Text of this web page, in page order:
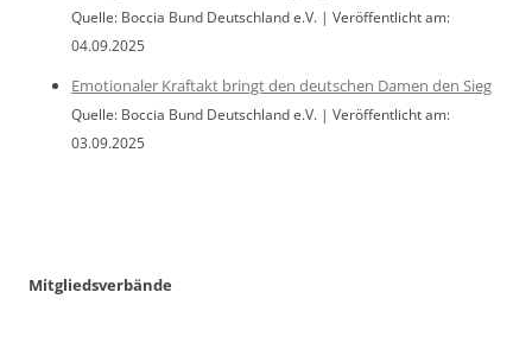
Quelle: Boccia Bund Deutschland e.V.
Veröffentlicht am:
04.09.2025
Emotionaler Kraftakt bringt den deutschen Damen den Sieg
Quelle: Boccia Bund Deutschland e.V.
Veröffentlicht am:
03.09.2025
Mitgliedsverbände